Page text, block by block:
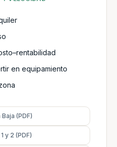
en equipamiento
(PDF)
y 2 (PDF)